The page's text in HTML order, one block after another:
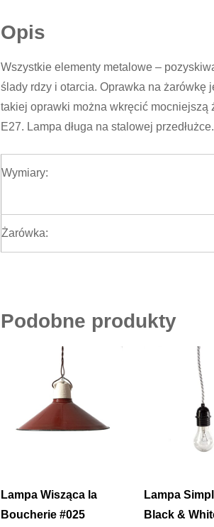
Opis
Wszystkie elementy metalowe –
ślady rdzy i otarcia. Oprawka na żarówkę
takiej oprawki można wkręcić mocniejszą
E27. Lampa długa na stalowej
Wymiary:
Żarówka:
Podobne produkty
Lampa Wisząca la
Boucherie #025
Lampa
Black &